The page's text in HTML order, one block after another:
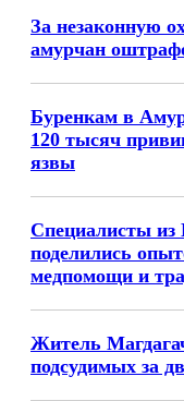
За незаконную
амурчан
Буренкам в
120 тысяч
язвы
Специалисты
поделились
медпомощи и
Житель
подсудимых за